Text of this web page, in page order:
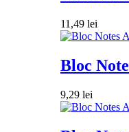
11,49 lei
Bloc
9,29 lei